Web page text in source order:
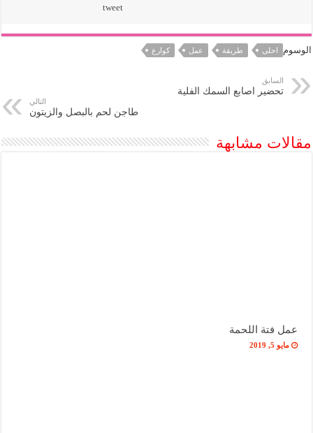
tweet
الوسوم احلى طريقة عمل كوارع
السابق
تحضير اصابع السمك الفلية
التالي
طاجن لحم بالبصل والزيتون
مقالات مشابهة
عمل فتة اللحمة
مايو 5, 2019